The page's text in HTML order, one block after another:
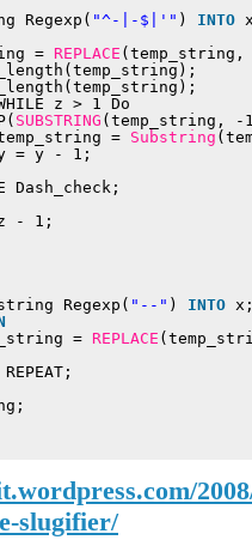
Regexp( "^-|-$|'" ) INTO
= REPLACE
z > 1 Do
SUBSTRING (temp_string,
= Substring
= y - 1;
Dash_check;
- 1;
Regexp( "--" ) INTO
= REPLACE
REPEAT;
slugifier/